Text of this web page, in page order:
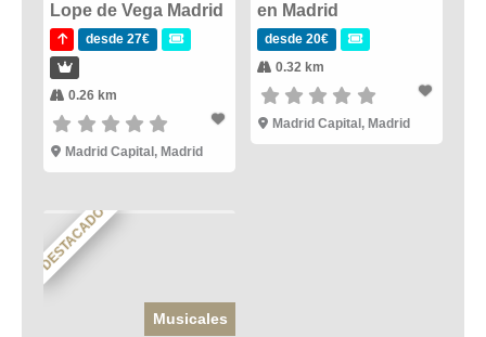
Lope de Vega Madrid
desde 27€
0.26 km
Madrid Capital, Madrid
en Madrid
desde 20€
0.32 km
Madrid Capital, Madrid
DESTACADO
Musicales